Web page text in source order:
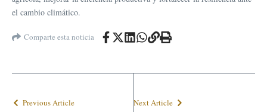
el cambio climático.
Comparte esta noticia
Previous Article Next Article